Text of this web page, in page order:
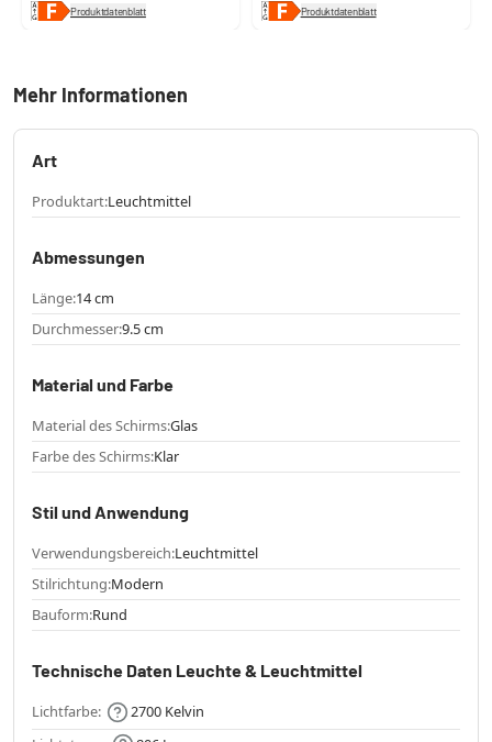
Produktdatenblatt Produktdatenblatt
Mehr Informationen
Art
Produktart:Leuchtmittel
Abmessungen
Länge:14 cm
Durchmesser:9.5 cm
Material und Farbe
Material des Schirms:Glas
Farbe des Schirms:Klar
Stil und Anwendung
Verwendungsbereich:Leuchtmittel
Stilrichtung:Modern
Bauform:Rund
Technische Daten Leuchte & Leuchtmittel
Lichtfarbe:
2700 Kelvin